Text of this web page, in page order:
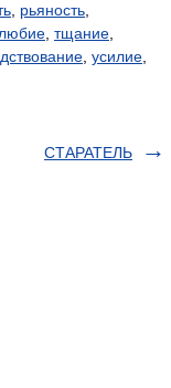
рьяность
тщание
усилие
СТАРАТЕЛЬ